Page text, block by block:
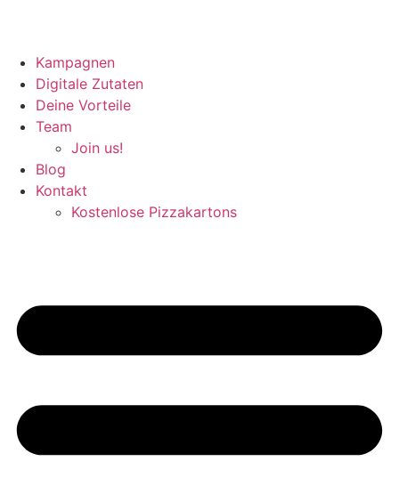
Kampagnen
Digitale Zutaten
Deine Vorteile
Team
Join us!
Blog
Kontakt
Kostenlose Pizzakartons